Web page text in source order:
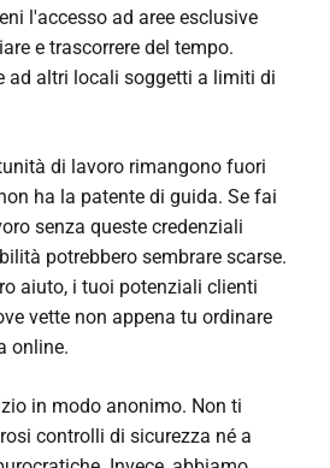
l'accesso ad aree esclusive
e trascorrere del tempo.
ad altri locali soggetti a limiti di
di lavoro rimangono fuori
ha la patente di guida. Se fai
senza queste credenziali
potrebbero sembrare scarse.
aiuto, i tuoi potenziali clienti
vette non appena tu ordinare
online.
in modo anonimo. Non ti
controlli di sicurezza né a